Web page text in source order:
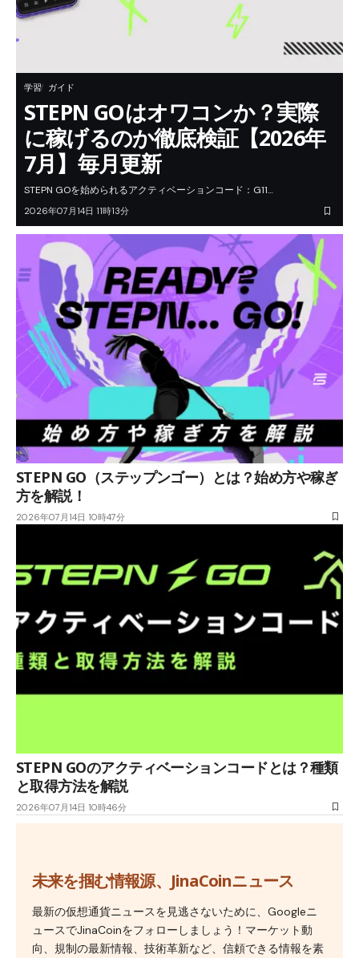
学習 ガイド
STEPN GOはオワコンか？実際
に稼げるのか徹底検証【2026年
7月】毎月更新
STEPN GOを始められるアクティベーションコード：G11…
2026年07月14日 11時13分
STEPN GO（ステップンゴー）とは？始め方や稼ぎ
方を解説！
2026年07月14日 10時47分
STEPN GOのアクティベーションコードとは？種類
と取得方法を解説
2026年07月14日 10時46分
未来を掴む情報源、JinaCoinニュース
最新の仮想通貨ニュースを見逃さないために、Googleニ
ュースでJinaCoinをフォローしましょう！マーケット動
向、規制の最新情報、技術革新など、信頼できる情報を素